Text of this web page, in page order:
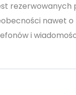
nawet
i